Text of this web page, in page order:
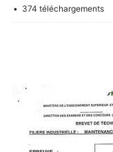
374 téléchargements